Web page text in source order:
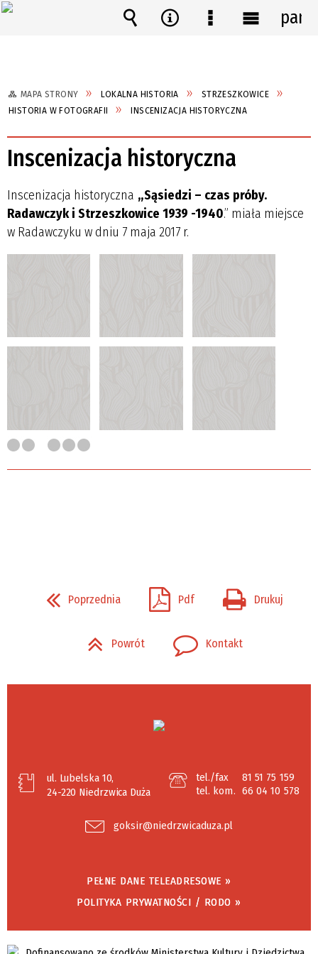
MAPA STRONY LOKALNA HISTORIA
STRZESZKOWICE
HISTORIA W FOTOGRAFII
INSCENIZACJA HISTORYCZNA
Inscenizacja historyczna
Inscenizacja historyczna „Sąsiedzi – czas próby.
Radawczyk i Strzeszkowice 1939 -1940.” miała miejsce
w Radawczyku w dniu 7 maja 2017 r.
Poprzednia Pdf Drukuj
Powrót Kontakt
ul. Lubelska 10,
24-220 Niedrzwica Duża
tel./fax
81 51 75 159
tel. kom. 66 04 10 578
goksir@niedrzwicaduza.pl
PEŁNE DANE TELEADRESOWE »
POLITYKA PRYWATNOŚCI / RODO »